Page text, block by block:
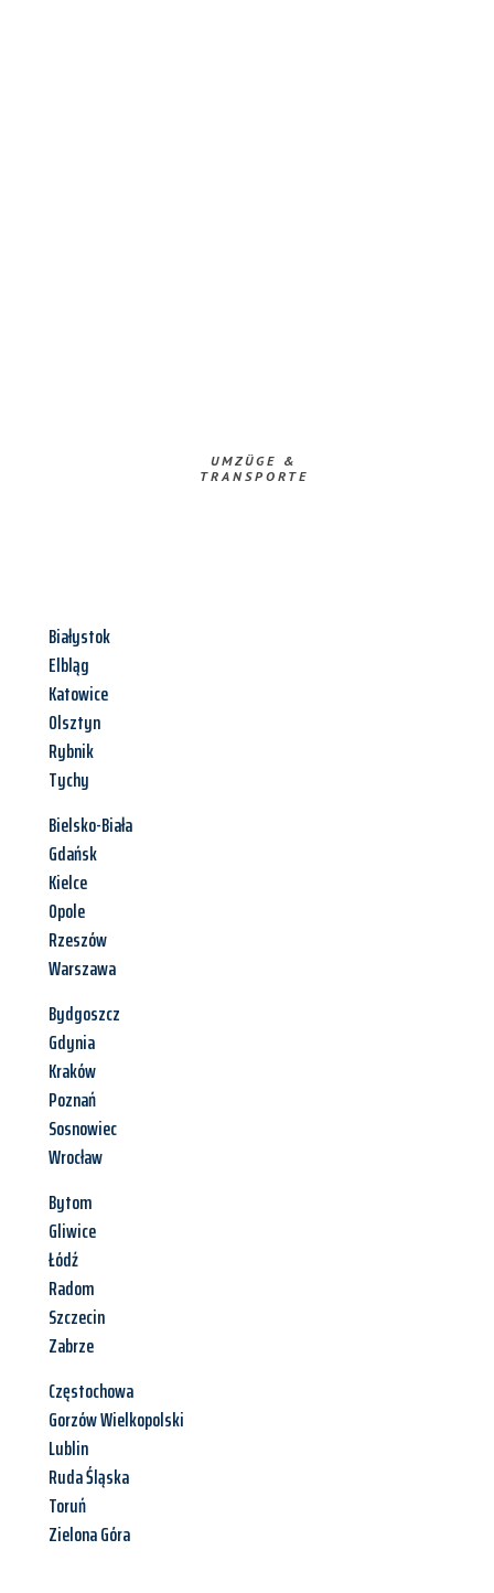
UMZÜGE &
TRANSPORTE
Białystok
Elbląg
Katowice
Olsztyn
Rybnik
Tychy
Bielsko-Biała
Gdańsk
Kielce
Opole
Rzeszów
Warszawa
Bydgoszcz
Gdynia
Kraków
Poznań
Sosnowiec
Wrocław
Bytom
Gliwice
Łódź
Radom
Szczecin
Zabrze
Częstochowa
Gorzów Wielkopolski
Lublin
Ruda Śląska
Toruń
Zielona Góra